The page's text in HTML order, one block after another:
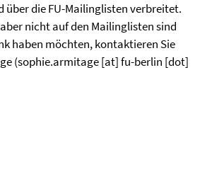
über die FU-Mailinglisten verbreitet.
aber nicht auf den Mailinglisten sind
haben möchten, kontaktieren Sie
(sophie.armitage [at] fu-berlin [dot]